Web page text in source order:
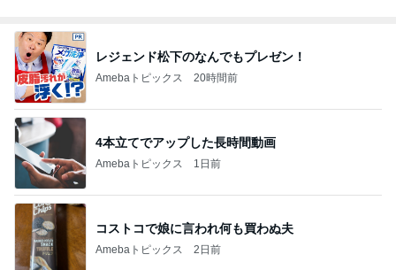
初めて知った地ビールの冷蔵保存